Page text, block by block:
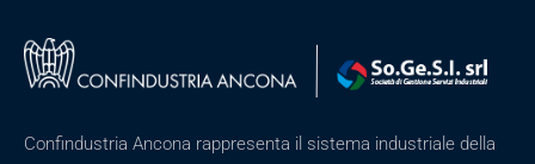
Confindustria Ancona rappresenta il sistema industriale della